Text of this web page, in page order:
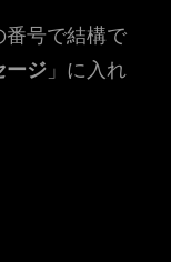
号で結構で
ージ 」に入れ